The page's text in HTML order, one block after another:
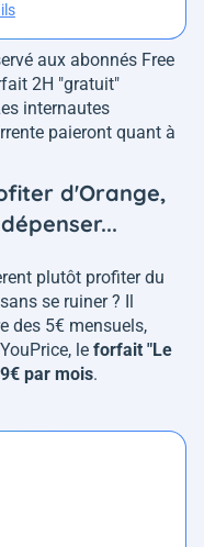
aux abonnés Free
2H "gratuit"
internautes
paieront quant à
d'Orange,
plutôt profiter du
sans se ruiner ? Il
des 5€ mensuels,
le forfait "Le
par mois.